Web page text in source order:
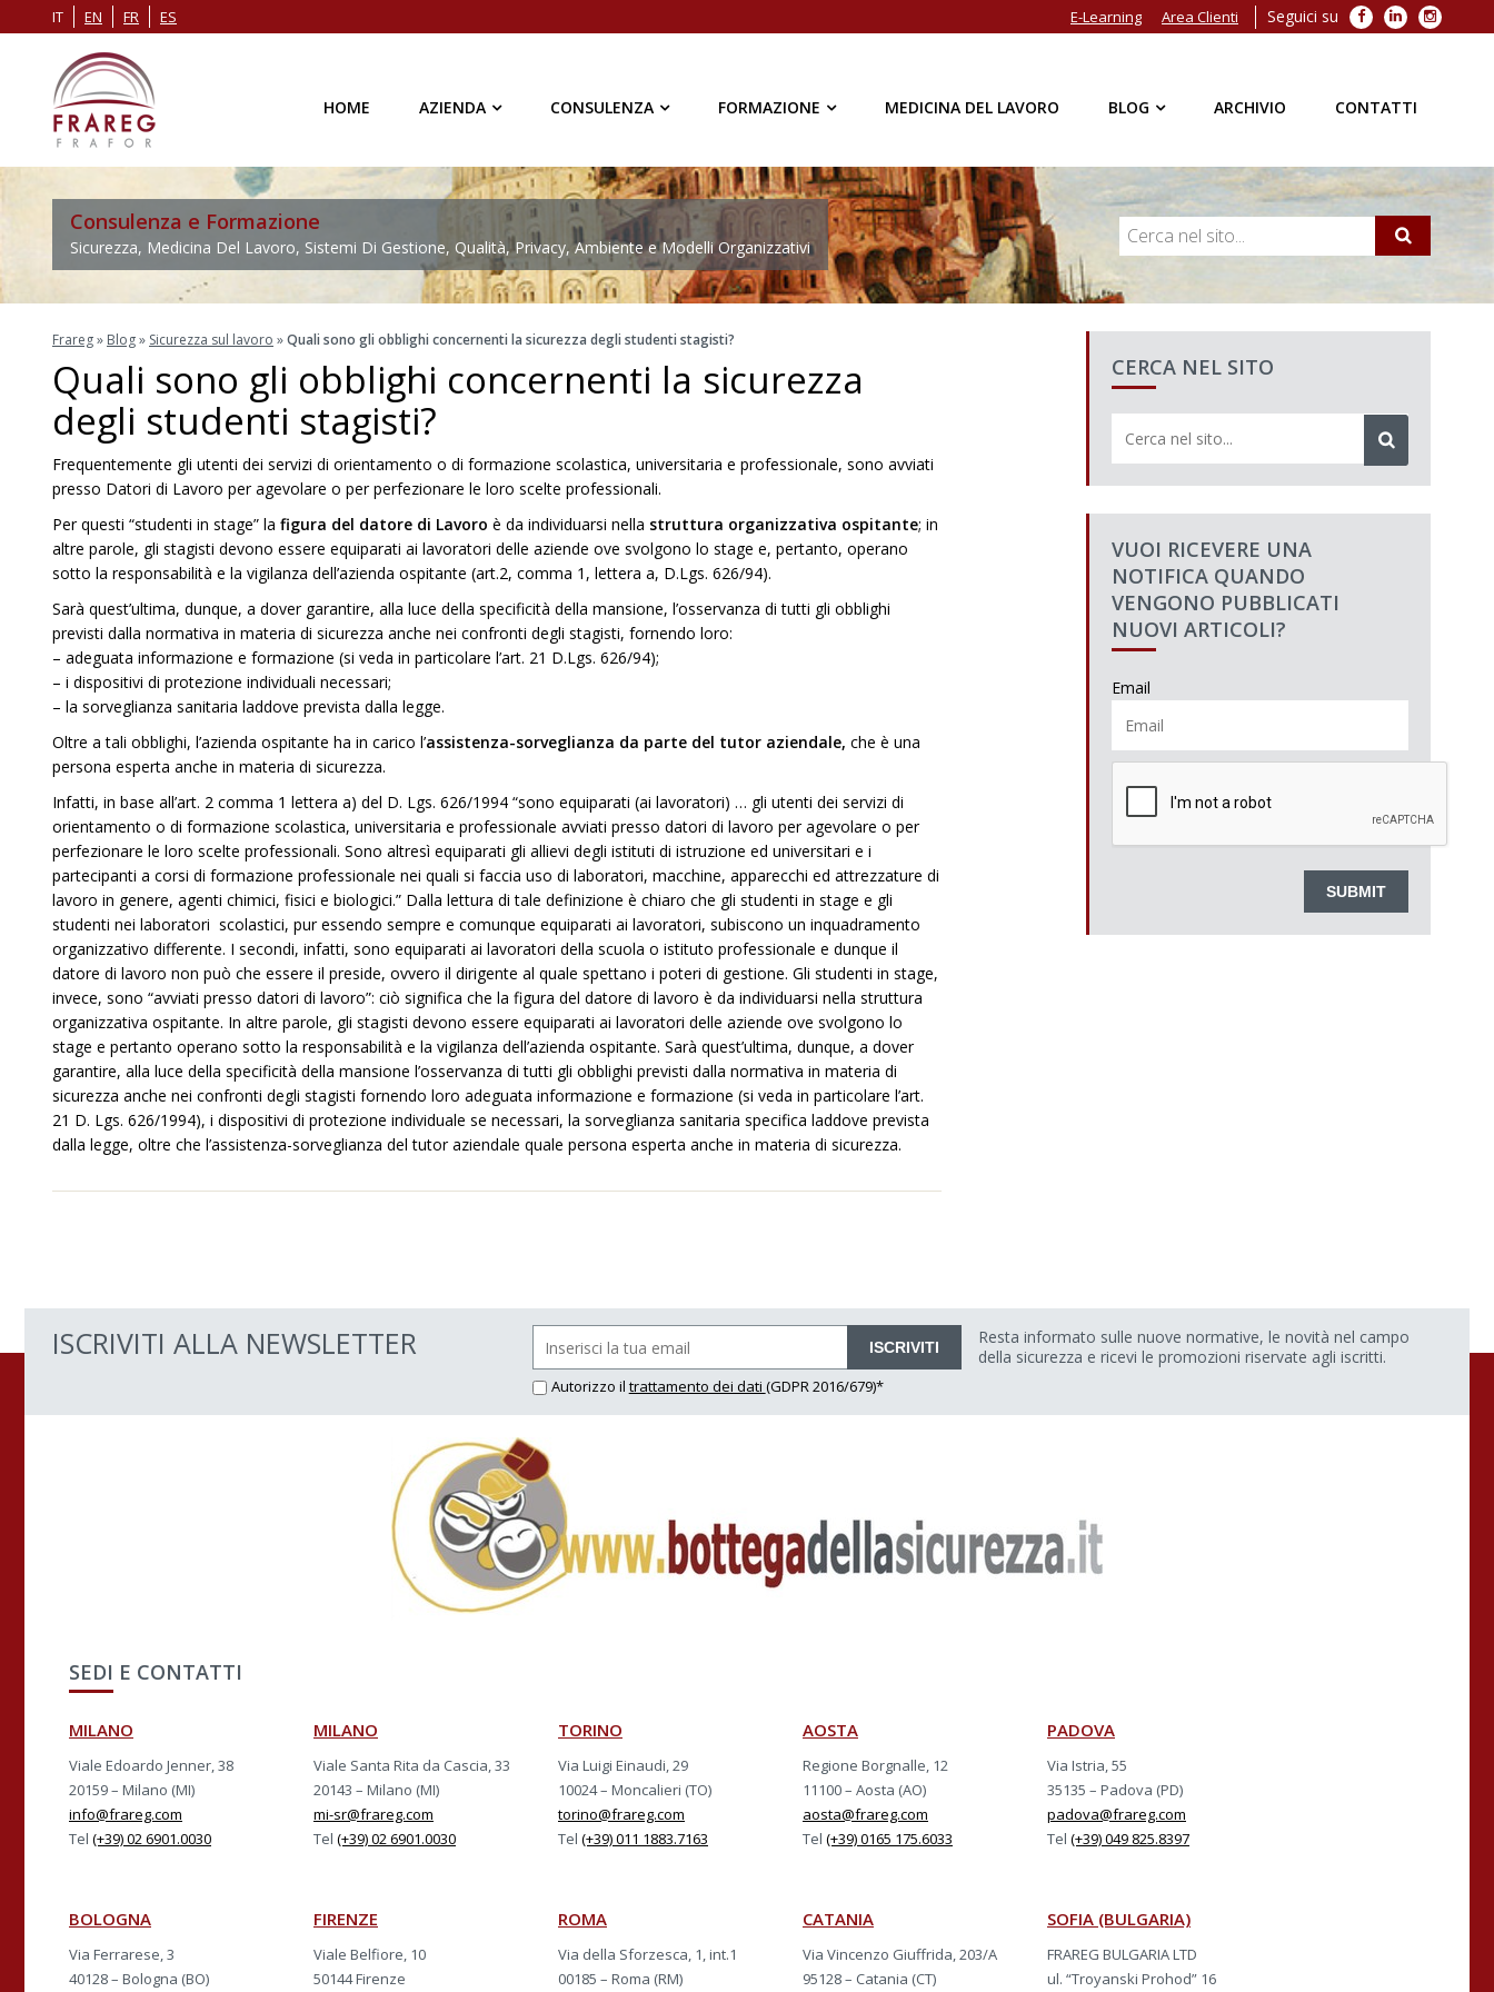
IT EN FR ES Seguici su Facebook
LinkedIn
E-Learning Area Clienti
HOME AZIENDA CONSULENZA FORMAZIONE MEDICINA DEL LAVORO BLOG ARCHIVIO CONTATTI
Consulenza e Formazione
Sicurezza, Medicina Del Lavoro, Sistemi Di Gestione, Qualità, Privacy, Ambiente e Modelli Organizzativi
Frareg» Blog» Sicurezza sul lavoro »Quali sono gli obblighi concernenti la sicurezza degli studenti stagisti?
Quali sono gli obblighi concernenti la sicurezza
degli studenti stagisti?
Frequentemente gli utenti dei servizi di orientamento o di formazione scolastica, universitaria e professionale, sono avviati
presso Datori di Lavoro per agevolare o per perfezionare le loro scelte professionali.
Per questi “studenti in stage” la figura del datore di Lavoro è da individuarsi nella struttura organizzativa ospitante; in
altre parole, gli stagisti devono essere equiparati ai lavoratori delle aziende ove svolgono lo stage e, pertanto, operano
sotto la responsabilità e la vigilanza dell’azienda ospitante (art.2, comma 1, lettera a, D.Lgs. 626/94).
Sarà quest’ultima, dunque, a dover garantire, alla luce della specificità della mansione, l’osservanza di tutti gli obblighi
previsti dalla normativa in materia di sicurezza anche nei confronti degli stagisti, fornendo loro:
– adeguata informazione e formazione (si veda in particolare l’art. 21 D.Lgs. 626/94);
– i dispositivi di protezione individuali necessari;
– la sorveglianza sanitaria laddove prevista dalla legge.
Oltre a tali obblighi, l’azienda ospitante ha in carico l’assistenza-sorveglianza da parte del tutor aziendale, che è una
persona esperta anche in materia di sicurezza.
Infatti, in base all’art. 2 comma 1 lettera a) del D. Lgs. 626/1994 “sono equiparati (ai lavoratori) … gli utenti dei servizi di
orientamento o di formazione scolastica, universitaria e professionale avviati presso datori di lavoro per agevolare o per
perfezionare le loro scelte professionali. Sono altresì equiparati gli allievi degli istituti di istruzione ed universitari e i
partecipanti a corsi di formazione professionale nei quali si faccia uso di laboratori, macchine, apparecchi ed attrezzature di
lavoro in genere, agenti chimici, fisici e biologici.” Dalla lettura di tale definizione è chiaro che gli studenti in stage e gli
studenti nei laboratori scolastici, pur essendo sempre e comunque equiparati ai lavoratori, subiscono un inquadramento
organizzativo differente. I secondi, infatti, sono equiparati ai lavoratori della scuola o istituto professionale e dunque il
datore di lavoro non può che essere il preside, ovvero il dirigente al quale spettano i poteri di gestione. Gli studenti in stage,
invece, sono “avviati presso datori di lavoro”: ciò significa che la figura del datore di lavoro è da individuarsi nella struttura
organizzativa ospitante. In altre parole, gli stagisti devono essere equiparati ai lavoratori delle aziende ove svolgono lo
stage e pertanto operano sotto la responsabilità e la vigilanza dell’azienda ospitante. Sarà quest’ultima, dunque, a dover
garantire, alla luce della specificità della mansione l’osservanza di tutti gli obblighi previsti dalla normativa in materia di
sicurezza anche nei confronti degli stagisti fornendo loro adeguata informazione e formazione (si veda in particolare l’art.
21 D. Lgs. 626/1994), i dispositivi di protezione individuale se necessari, la sorveglianza sanitaria specifica laddove prevista
dalla legge, oltre che l’assistenza-sorveglianza del tutor aziendale quale persona esperta anche in materia di sicurezza.
CERCA NEL SITO
VUOI RICEVERE UNA
NOTIFICA QUANDO
VENGONO PUBBLICATI
NUOVI ARTICOLI?
Email
ISCRIVITI ALLA NEWSLETTER ISCRIVITI
Autorizzo il trattamento dei dati (GDPR 2016/679)*
Resta informato sulle nuove normative, le novità nel campo
della sicurezza e ricevi le promozioni riservate agli iscritti.
SEDI E CONTATTI
MILANO
Viale Edoardo Jenner, 38
20159 – Milano (MI)
info@frareg.com
Tel (+39) 02 6901.0030
MILANO
Viale Santa Rita da Cascia, 33
20143 – Milano (MI)
mi-sr@frareg.com
Tel (+39) 02 6901.0030
TORINO
Via Luigi Einaudi, 29
10024 – Moncalieri (TO)
torino@frareg.com
Tel (+39) 011 1883.7163
AOSTA
Regione Borgnalle, 12
11100 – Aosta (AO)
aosta@frareg.com
Tel (+39) 0165 175.6033
PADOVA
Via Istria, 55
35135 – Padova (PD)
padova@frareg.com
Tel (+39) 049 825.8397
BOLOGNA
Via Ferrarese, 3
40128 – Bologna (BO)
FIRENZE
Viale Belfiore, 10
50144 Firenze
ROMA
Via della Sforzesca, 1, int.1
00185 – Roma (RM)
CATANIA
Via Vincenzo Giuffrida, 203/A
95128 – Catania (CT)
SOFIA (BULGARIA)
FRAREG BULGARIA LTD
ul. “Troyanski Prohod” 16